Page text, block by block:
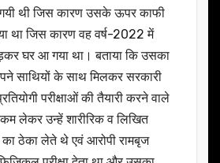
थी जिस कारण उसके ऊपर काफी
था जिस कारण वह वर्ष-2022 में
घर आ गया था। बताया कि उसका
साथियों के साथ मिलकर सरकारी
परीक्षाओं की तैयारी करने वाले
लेकर उन्हें शारीरिक व लिखित
का ठेका लेते थे एवं आरोपी रामबृज